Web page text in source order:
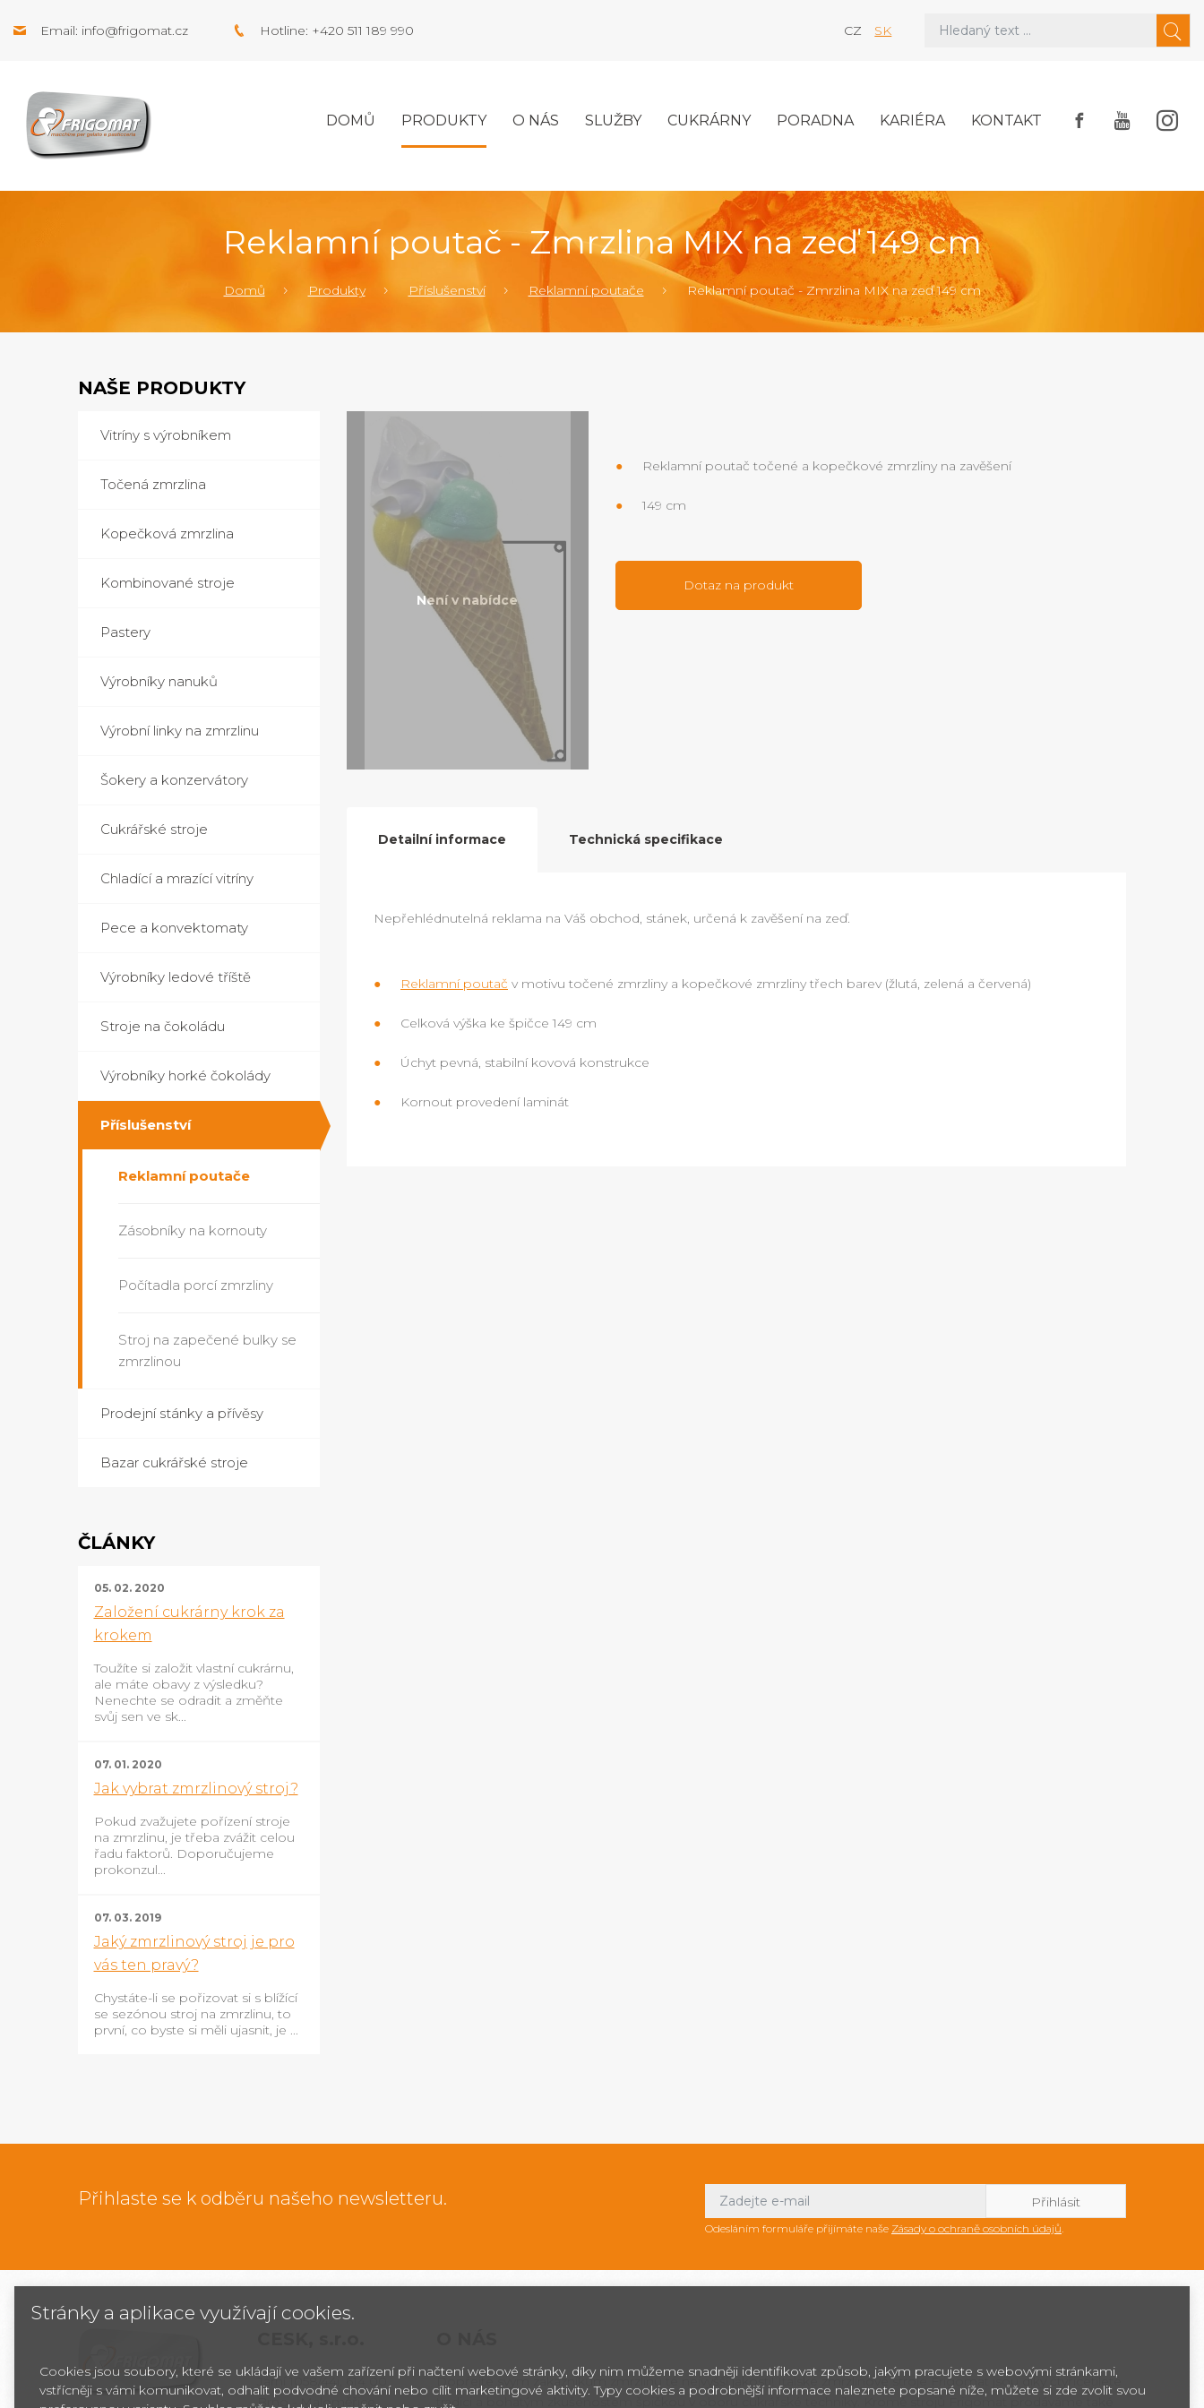
Email: info@frigomat.cz Hotline: +420 511 189 990 CZ SK
DOMŮ PRODUKTY O NÁS SLUŽBY CUKRÁRNY PORADNA KARIÉRA KONTAKT
Reklamní poutač - Zmrzlina MIX na zeď 149 cm
Domů Produkty Příslušenství Reklamní poutače Reklamní poutač - Zmrzlina MIX na zeď 149 cm
NAŠE PRODUKTY
Vitríny s výrobníkem
Točená zmrzlina
Kopečková zmrzlina
Kombinované stroje
Pastery
Výrobníky nanuků
Výrobní linky na zmrzlinu
Šokery a konzervátory
Cukrářské stroje
Chladící a mrazící vitríny
Pece a konvektomaty
Výrobníky ledové tříště
Stroje na čokoládu
Výrobníky horké čokolády
Příslušenství
Reklamní poutače
Zásobníky na kornouty
Počítadla porcí zmrzliny
Stroj na zapečené bulky se
zmrzlinou
Prodejní stánky a přívěsy
Bazar cukrářské stroje
ČLÁNKY
05. 02. 2020
Založení cukrárny krok za
krokem
Toužíte si založit vlastní cukrárnu,
ale máte obavy z výsledku?
Nenechte se odradit a změňte
svůj sen ve sk...
07. 01. 2020
Jak vybrat zmrzlinový stroj?
Pokud zvažujete pořízení stroje
na zmrzlinu, je třeba zvážit celou
řadu faktorů. Doporučujeme
prokonzul...
07. 03. 2019
Jaký zmrzlinový stroj je pro
vás ten pravý?
Chystáte-li se pořizovat si s blížící
se sezónou stroj na zmrzlinu, to
první, co byste si měli ujasnit, je ...
Není v nabídce
Reklamní poutač točené a kopečkové zmrzliny na zavěšení
149 cm
Dotaz na produkt
Detailní informace Technická specifikace
Nepřehlédnutelná reklama na Váš obchod, stánek, určená k zavěšení na zeď.
Reklamní poutač v motivu točené zmrzliny a kopečkové zmrzliny třech barev (žlutá, zelená a červená)
Celková výška ke špičce 149 cm
Úchyt pevná, stabilní kovová konstrukce
Kornout provedení laminát
Přihlaste se k odběru našeho newsletteru.
Odesláním formuláře přijímáte naše Zásady o ochraně osobních údajů
Jarní 1058/44i, 614 00
Brno - Maloměřice
Dopřejte svým zákazníkům zmrzlinu té nejvyšší jakosti! Italské zmrzlinové stroje Frigomat jsou díky čtyřicetileté
tradici a bohatým zkušenostem špičkou v oboru cukrářské techniky. Kromě strojů Frigomat prodáváme také
Stránky a aplikace využívají cookies.
Cookies jsou soubory, které se ukládají ve vašem zařízení při načtení webové stránky, díky nim můžeme snadněji identifikovat způsob, jakým pracujete s webovými stránkami,
vstřícněji s vámi komunikovat, odhalit podvodné chování nebo cílit marketingové aktivity. Typy cookies a podrobnější informace naleznete popsané níže, můžete si zde zvolit svou